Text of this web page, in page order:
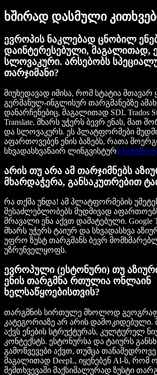
ხშირად დასმული
ევროპის ნაკლებად ცნობილ
დაინტერესებული, მაგალითად,
სლოვაკური. არსებობს
თარჯიმანი?
მიუხედავად იმისა, რომ სტატია მთავარ
გერმანულ-ინგლისურ თარგმანებზე
დანარჩენებიც, მაგალითად SDL Trados
Translate, მხარს უჭერს ბევრ ენას, მათ
და სლოვაკურს. ეს პლატფორმები
აფართოვებენ ენის ბაზებს, რათა
სხვადასხვანაირ ლინგვისტურს
არის თუ არა ამ თარჯიმნებს
მხარდაჭერა, განსაკუთრებით
რა თქმა უნდა! ამ პლატფორმების
შესაძლებლობებს მუდმივად
მრავალი ენა აქვთ დამატებული. Google
მხარს უჭერს ტაიურ და სხვადასხვა
უფრო ზუსტ თარგმანს ბევრ
უზრუნველყოფს.
ევროპული (ესტონური) თუ
ენის თარგმნა რთულია ონლაინ
ხელსაწყოებისთვის?
თარგმნის სირთულე მხოლოდ
კატეგორიაზე არ არის დამოკიდებული.
აქვს ენების სტრუქტურას, კულტურულ
კონტექსტს. ესტონურსა და ტაიურს
გამოწვევები აქვთ, თუმცა თანამედროვე
მაგალითად DeepL, იყენებენ AI-ს, რომ
შემთხვევაში მაქსიმალურად ზუსტი